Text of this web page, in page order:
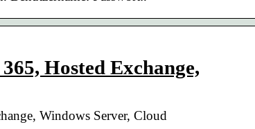
Hosted Exchange,
Windows Server, Cloud